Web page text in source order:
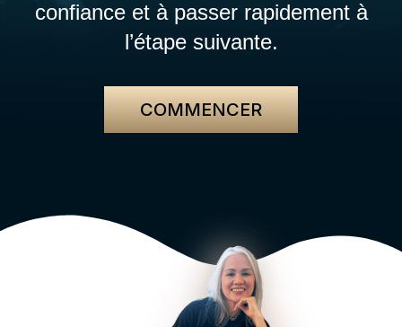
confiance et à passer rapidement à
l’étape suivante.
COMMENCER